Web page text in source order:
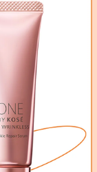
ラム